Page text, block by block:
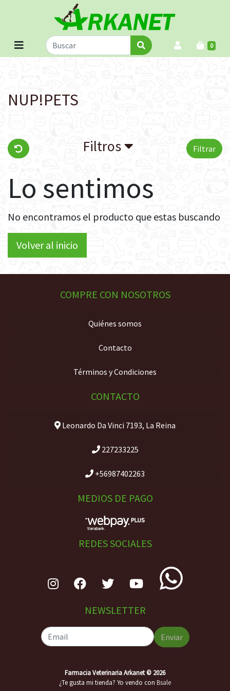
0
NUP!PETS
Filtros Filtrar
Lo sentimos
No encontramos el producto que estas buscando
Volver al inicio
COMPRE CON NOSOTROS
Quiénes somos
Contacto
Términos y Condiciones
CONTACTO
Leonardo Da Vinci 7193, La Reina
227233225
+56987402263
MEDIOS DE PAGO
REDES SOCIALES
NEWSLETTER
Enviar
Farmacia Veterinaria Arkanet © 2026
¿Te gusta mi tienda? Yo vendo con Bsale